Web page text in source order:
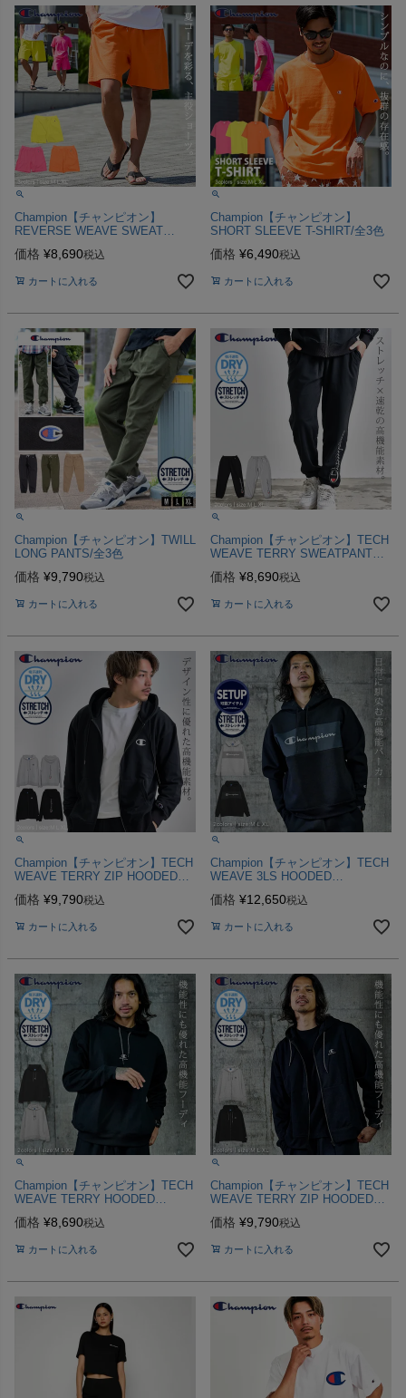
Champion【チャンピオン】
REVERSE WEAVE SWEAT
価格 ¥8,690税込
カートに入れる
Champion【チャンピオン】
SHORT SLEEVE T-SHIRT/全3色
価格 ¥6,490税込
カートに入れる
Champion【チャンピオン】TWILL
LONG PANTS/全3色
価格 ¥9,790税込
カートに入れる
Champion【チャンピオン】TECH
WEAVE TERRY SWEATPANTS/
価格 ¥8,690税込
カートに入れる
Champion【チャンピオン】TECH
WEAVE TERRY ZIP HOODED
価格 ¥9,790税込
カートに入れる
Champion【チャンピオン】TECH
WEAVE 3LS HOODED
価格 ¥12,650税込
カートに入れる
Champion【チャンピオン】TECH
WEAVE TERRY HOODED
価格 ¥8,690税込
カートに入れる
Champion【チャンピオン】TECH
WEAVE TERRY ZIP HOODED
価格 ¥9,790税込
カートに入れる